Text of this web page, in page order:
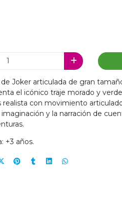
Joker articulada de gran
el icónico traje morado y
realista con movimiento
y la narración de
+3 años.